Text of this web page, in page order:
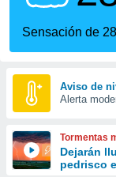
calidad.
a este
las
y
forma
digital
basada
Sensación de
Aviso de
Alerta
Tormentas
Dejarán
pedrisco